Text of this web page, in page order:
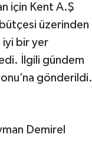
için Kent A.Ş
üzerinden
iyi bir yer
İlgili gündem
gönderildi.
Demirel